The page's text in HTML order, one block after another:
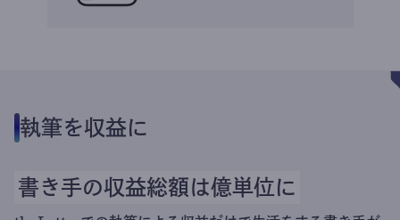
執筆を収益に
書き手の収益総額は億単位に